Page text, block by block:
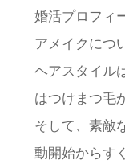
婚活プロフィ
アメイクにつ
ヘアスタイル
はつけまつ毛
そして、素敵
動開始からす